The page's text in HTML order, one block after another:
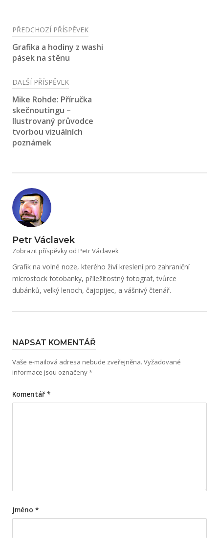
Navigace
pro
příspěvek
PŘEDCHOZÍ PŘÍSPĚVEK
Grafika a hodiny z washi
pásek na stěnu
DALŠÍ PŘÍSPĚVEK
Mike Rohde: Příručka
skečnoutingu –
Ilustrovaný průvodce
tvorbou vizuálních
poznámek
Petr Václavek
Zobrazit příspěvky od Petr Václavek
Grafik na volné noze, kterého živí kreslení pro zahraniční
microstock fotobanky, příležitostný fotograf, tvůrce
dubánků, velký lenoch, čajopijec, a vášnivý čtenář.
NAPSAT KOMENTÁŘ
Vaše e-mailová adresa nebude zveřejněna. Vyžadované
informace jsou označeny*
Komentář *
Jméno *